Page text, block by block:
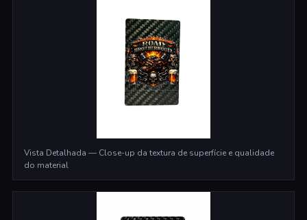
Vista Detalhada — Close-up da textura de superfície e qualidade
do material